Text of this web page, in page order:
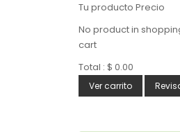
Tu producto Precio
No product in
cart
Total : $ 0.00
Ver carrito